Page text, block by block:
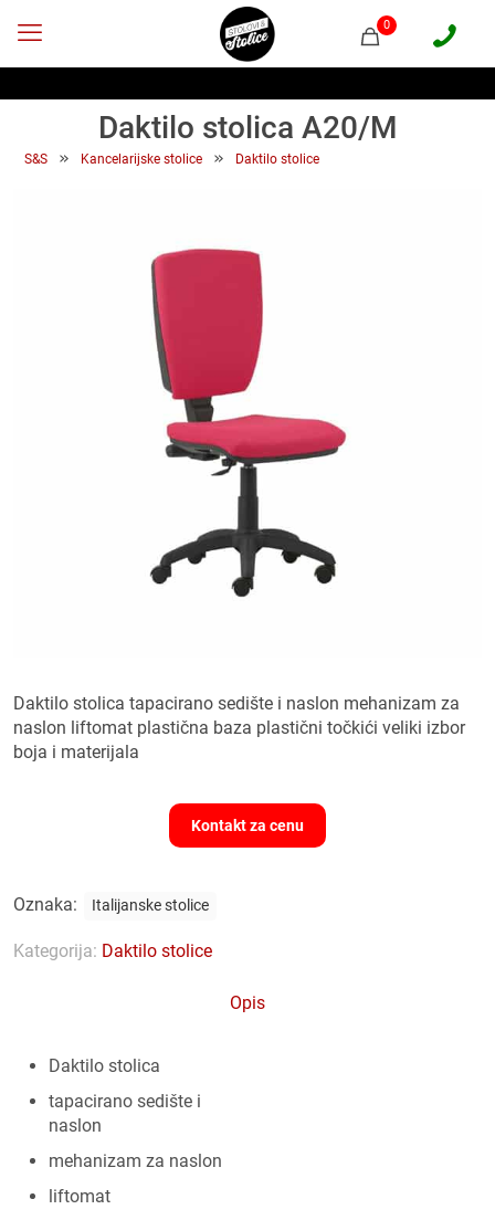
0
Daktilo stolica A20/M
S&S » Kancelarijske stolice » Daktilo stolice
Daktilo stolica tapacirano sedište i naslon mehanizam za
naslon liftomat plastična baza plastični točkići veliki izbor
boja i materijala
Kontakt za cenu
Oznaka: Italijanske stolice
Kategorija: Daktilo stolice
Opis
Daktilo stolica
tapacirano sedište i
naslon
mehanizam za naslon
liftomat